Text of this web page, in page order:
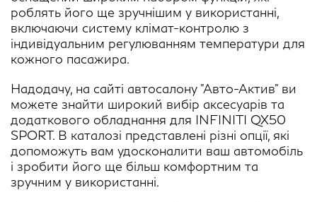
роблять його ще зручнішим у використанні,
включаючи систему клімат-контролю з
індивідуальним регулюванням температури для
кожного пасажира.
Надодачу, на сайті автосалону "Авто-Актив" ви
можете знайти широкий вибір аксесуарів та
додаткового обладнання для INFINITI QX50
SPORT. В каталозі представлені різні опції, які
допоможуть вам удосконалити ваш автомобіль
і зробити його ще більш комфортним та
зручним у використанні.